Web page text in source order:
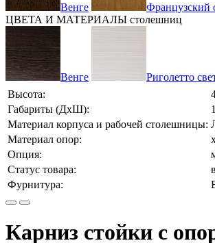
Венге Французский
ЦВЕТА И МАТЕРИАЛЫ столешниц
Венге Риголетто
Высота:
Габариты (ДхШ):
Материал корпуса и рабочей столешницы:
Материал опор:
Опция:
Статус товара:
Фурнитура:
Карниз стойки с